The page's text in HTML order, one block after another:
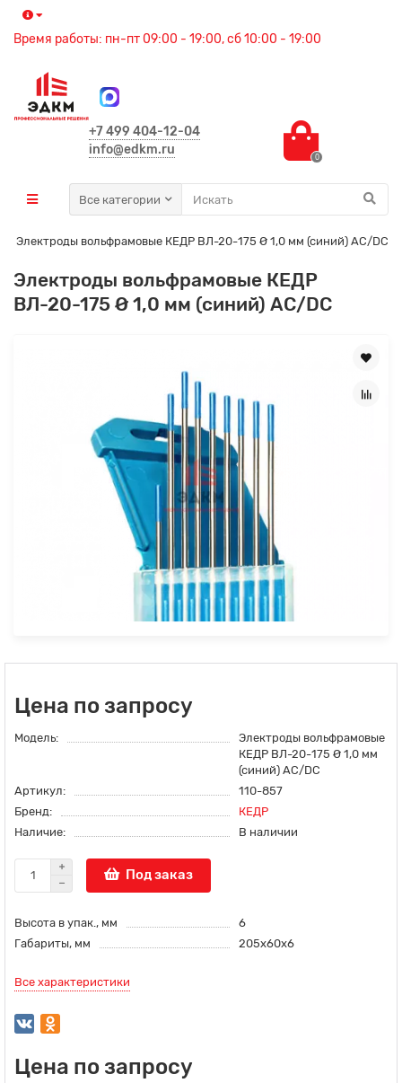
Время работы: пн-пт 09:00 - 19:00, сб 10:00 - 19:00
+7 499 404-12-04
info@edkm.ru
0
Все категории
Электроды вольфрамовые КЕДР ВЛ-20-175 Ø 1,0 мм (синий) AC/DC
Электроды вольфрамовые КЕДР
ВЛ-20-175 Ø 1,0 мм (синий) AC/DC
Цена по запросу
Модель:
Электроды вольфрамовые
КЕДР ВЛ-20-175 Ø 1,0 мм
(синий) AC/DC
Артикул:
110-857
Бренд:
КЕДР
Наличие:
В наличии
Под заказ
Высота в упак., мм
6
Габариты, мм
205х60х6
Все характеристики
Цена по запросу